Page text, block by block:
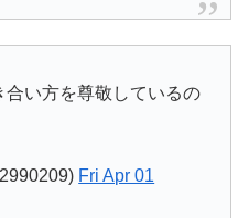
い方を尊敬しているの
Fri Apr 01